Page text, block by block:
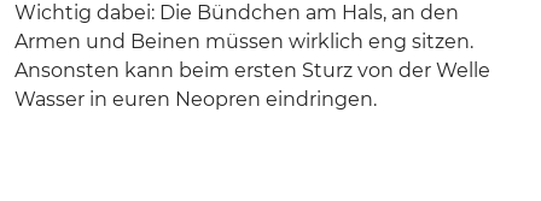
Wichtig dabei: Die Bündchen am Hals, an den
Armen und Beinen müssen wirklich eng sitzen.
Ansonsten kann beim ersten Sturz von der Welle
Wasser in euren Neopren eindringen.